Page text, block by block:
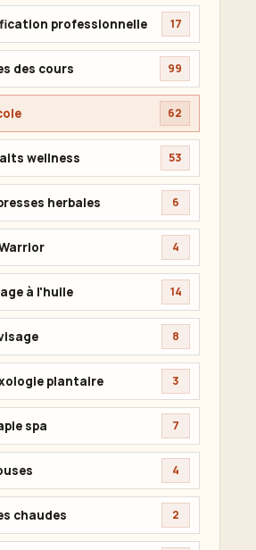
professionnelle 17
des cours 99
62
wellness 53
herbales 6
4
à l'huile 14
8
plantaire 3
spa 7
4
chaudes 2